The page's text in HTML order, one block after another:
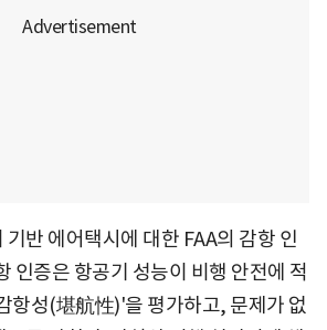
반 에어택시에 대한 FAA의 감항 인
인증은 항공기 성능이 비행 안전에 적
항성(堪航性)'을 평가하고, 문제가 없